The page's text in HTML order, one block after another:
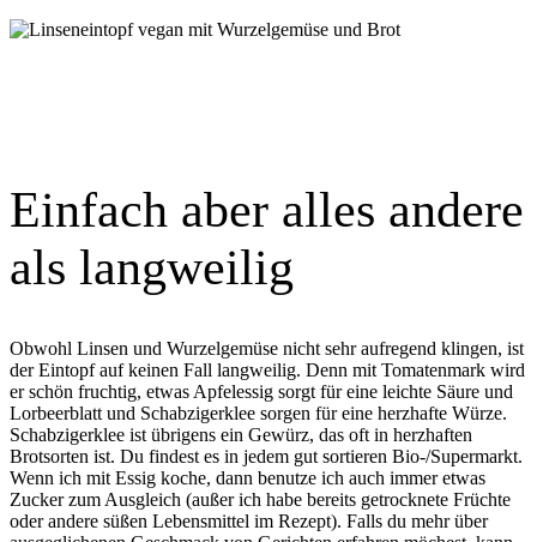
Einfach aber alles andere
als langweilig
Obwohl Linsen und Wurzelgemüse nicht sehr aufregend klingen, ist
der Eintopf auf keinen Fall langweilig. Denn mit Tomatenmark wird
er schön fruchtig, etwas Apfelessig sorgt für eine leichte Säure und
Lorbeerblatt und Schabzigerklee sorgen für eine herzhafte Würze.
Schabzigerklee ist übrigens ein Gewürz, das oft in herzhaften
Brotsorten ist. Du findest es in jedem gut sortieren Bio-/Supermarkt.
Wenn ich mit Essig koche, dann benutze ich auch immer etwas
Zucker zum Ausgleich (außer ich habe bereits getrocknete Früchte
oder andere süßen Lebensmittel im Rezept). Falls du mehr über